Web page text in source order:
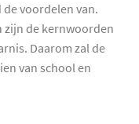
voordelen van.
zijn de kernwoorden
Daarom zal de
van school en